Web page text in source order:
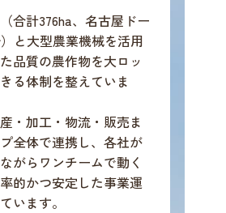
合計376ha、名古屋ドー
と大型農業機械を活用
品質の農作物を大ロッ
る体制を整えていま
・加工・物流・販売ま
全体で連携し、各社が
がらワンチームで動く
的かつ安定した事業運
います。